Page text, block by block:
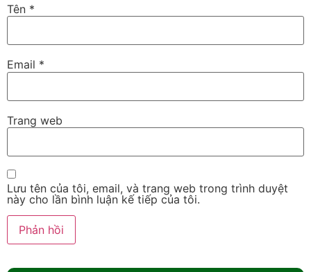
Tên *
Email *
Trang web
Lưu tên của tôi, email, và trang web trong trình duyệt
này cho lần bình luận kế tiếp của tôi.